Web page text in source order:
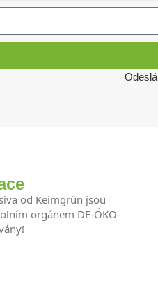
od Keimgrün jsou
orgánem DE-ÖKO-